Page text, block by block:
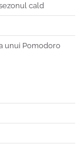
cald
unui Pomodoro